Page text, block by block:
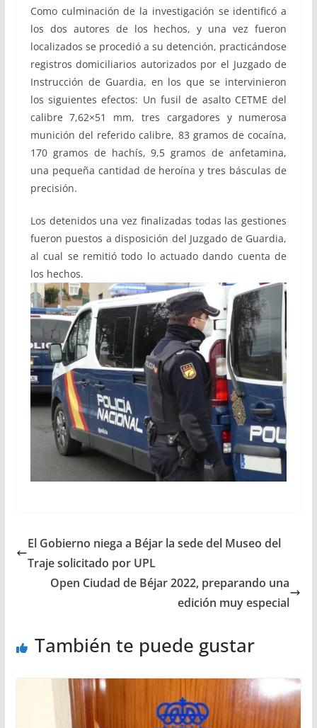
Como culminación de la investigación se identificó a
los dos autores de los hechos, y una vez fueron
localizados se procedió a su detención, practicándose
registros domiciliarios autorizados por el Juzgado de
Instrucción de Guardia, en los que se intervinieron
los siguientes efectos: Un fusil de asalto CETME del
calibre 7,62×51 mm, tres cargadores y numerosa
munición del referido calibre, 83 gramos de cocaína,
170 gramos de hachís, 9,5 gramos de anfetamina,
una pequeña cantidad de heroína y tres básculas de
precisión.
Los detenidos una vez finalizadas todas las gestiones
fueron puestos a disposición del Juzgado de Guardia,
al cual se remitió todo lo actuado dando cuenta de
los hechos.
El Gobierno niega a Béjar la sede del Museo del
Traje solicitado por UPL
Open Ciudad de Béjar 2022, preparando una
edición muy especial
También te puede gustar